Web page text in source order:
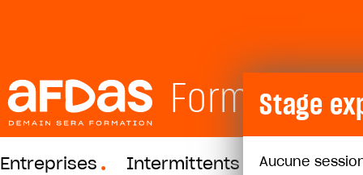
Formations
Entreprises Intermittents Pigistes
Stage
Aucune